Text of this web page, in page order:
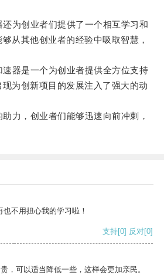
创业者们提供了一个相互学习和
从其他创业者的经验中吸取智慧，
器是一个为创业者提供全方位支持
为创新项目的发展注入了强大的动
，创业者们能够迅速向前冲刺，
不用担心我的学习啦！
支持[0] 反对[0]
，可以适当降低一些，这样会更加亲民。